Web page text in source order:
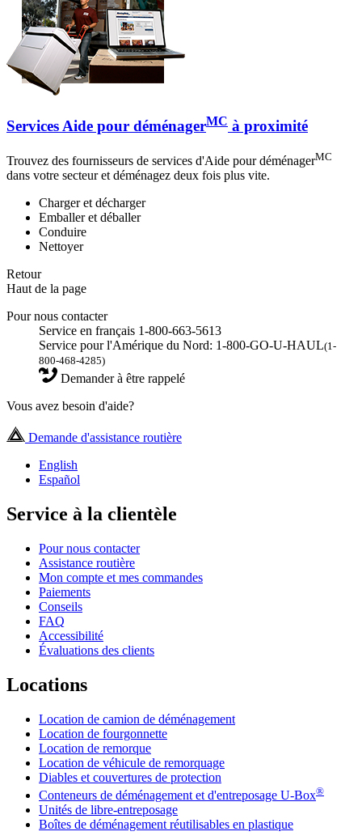
Services Aide pour déménagerMC à proximité
Trouvez des fournisseurs de services d'Aide pour déménagerMC
dans votre secteur et déménagez deux fois plus vite.
Charger et décharger
Emballer et déballer
Conduire
Nettoyer
Retour
Haut de la page
Pour nous contacter
Service en français 1-800-663-5613
Service pour l'Amérique du Nord: 1-800-GO-U-HAUL(1-
800-468-4285)
Demander à être rappelé
Vous avez besoin d'aide?
Demande d'assistance routière
English
Español
Service à la clientèle
Pour nous contacter
Assistance routière
Mon compte et mes commandes
Paiements
Conseils
FAQ
Accessibilité
Évaluations des clients
Locations
Location de camion de déménagement
Location de fourgonnette
Location de remorque
Location de véhicule de remorquage
Diables et couvertures de protection
Conteneurs de déménagement et d'entreposage U-Box®
Unités de libre-entreposage
Boîtes de déménagement réutilisables en plastique